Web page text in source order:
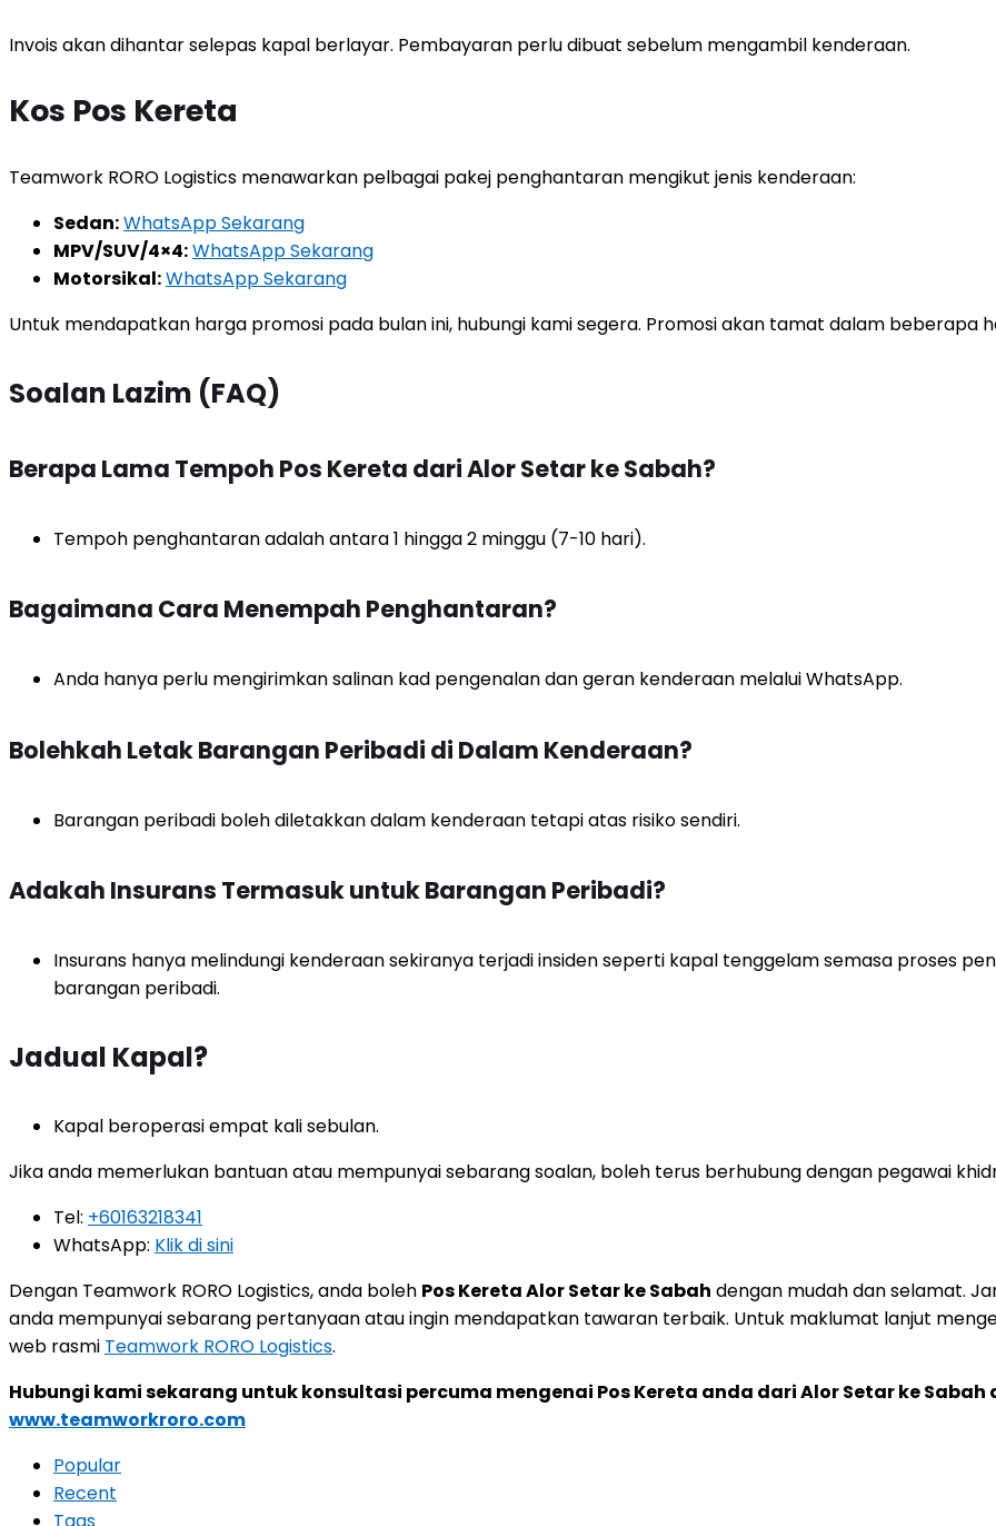
Invois akan dihantar selepas kapal berlayar. Pembayaran perlu dibuat sebelum mengambil kenderaan.
Kos Pos Kereta
Teamwork RORO Logistics menawarkan pelbagai pakej penghantaran mengikut jenis kenderaan:
Sedan:WhatsApp Sekarang
MPV/SUV/4×4:WhatsApp Sekarang
Motorsikal:WhatsApp Sekarang
Untuk mendapatkan harga promosi pada bulan ini, hubungi kami segera. Promosi akan tamat dalam beberapa
Soalan Lazim (FAQ)
Berapa Lama Tempoh Pos Kereta dari Alor Setar ke Sabah?
Tempoh penghantaran adalah antara 1 hingga 2 minggu (7-10 hari).
Bagaimana Cara Menempah Penghantaran?
Anda hanya perlu mengirimkan salinan kad pengenalan dan geran kenderaan melalui WhatsApp.
Bolehkah Letak Barangan Peribadi di Dalam Kenderaan?
Barangan peribadi boleh diletakkan dalam kenderaan tetapi atas risiko sendiri.
Adakah Insurans Termasuk untuk Barangan Peribadi?
Insurans hanya melindungi kenderaan sekiranya terjadi insiden seperti kapal tenggelam semasa proses
barangan peribadi.
Jadual Kapal?
Kapal beroperasi empat kali sebulan.
Jika anda memerlukan bantuan atau mempunyai sebarang soalan, boleh terus berhubung dengan pegawai
Tel: +60163218341
WhatsApp: Klik di sini
Dengan Teamwork RORO Logistics, anda boleh Pos Kereta Alor Setar ke Sabah dengan mudah dan selamat.
anda mempunyai sebarang pertanyaan atau ingin mendapatkan tawaran terbaik. Untuk maklumat lanjut
web rasmi Teamwork RORO Logistics.
Hubungi kami sekarang untuk konsultasi percuma mengenai Pos Kereta anda dari Alor Setar ke
www.teamworkroro.com
Popular
Recent
Tags